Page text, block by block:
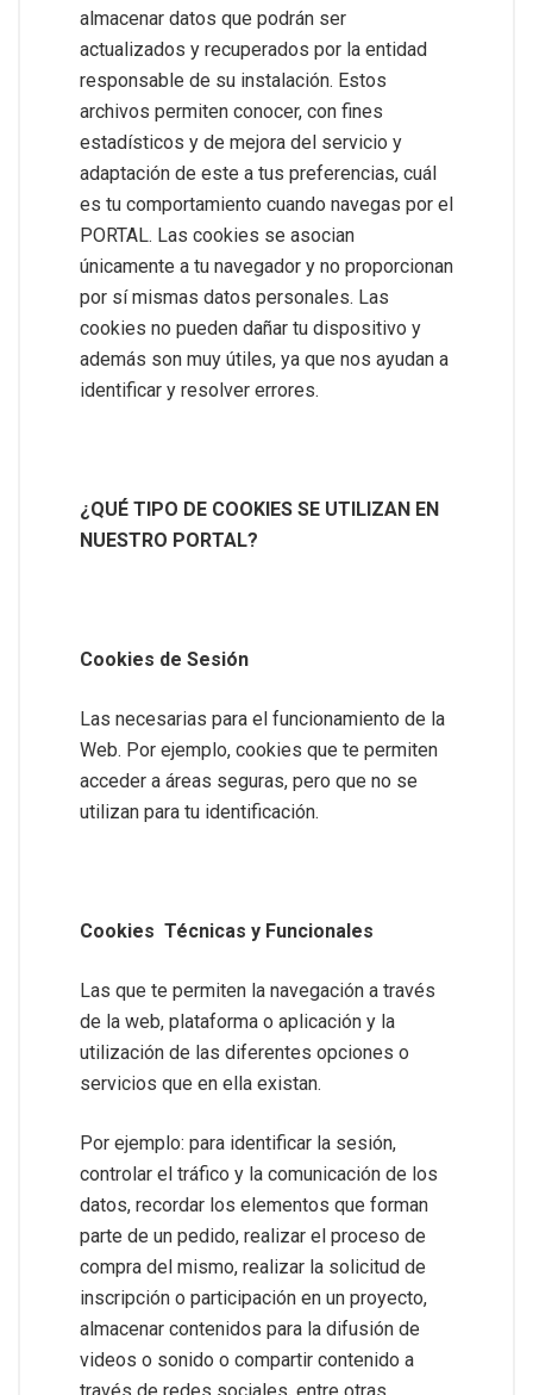
almacenar datos que podrán ser
actualizados y recuperados por la entidad
responsable de su instalación. Estos
archivos permiten conocer, con fines
estadísticos y de mejora del servicio y
adaptación de este a tus preferencias, cuál
es tu comportamiento cuando navegas por el
PORTAL. Las cookies se asocian
únicamente a tu navegador y no proporcionan
por sí mismas datos personales. Las
cookies no pueden dañar tu dispositivo y
además son muy útiles, ya que nos ayudan a
identificar y resolver errores.
¿QUÉ TIPO DE COOKIES SE UTILIZAN EN
NUESTRO PORTAL?
Cookies de Sesión
Las necesarias para el funcionamiento de la
Web. Por ejemplo, cookies que te permiten
acceder a áreas seguras, pero que no se
utilizan para tu identificación.
Cookies Técnicas y Funcionales
Las que te permiten la navegación a través
de la web, plataforma o aplicación y la
utilización de las diferentes opciones o
servicios que en ella existan.
Por ejemplo: para identificar la sesión,
controlar el tráfico y la comunicación de los
datos, recordar los elementos que forman
parte de un pedido, realizar el proceso de
compra del mismo, realizar la solicitud de
inscripción o participación en un proyecto,
almacenar contenidos para la difusión de
videos o sonido o compartir contenido a